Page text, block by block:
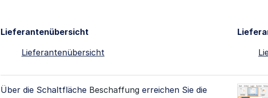
Lieferantenübersicht
Lieferantenübersicht
Über die Schaltfläche Beschaffungerreichen Sie die